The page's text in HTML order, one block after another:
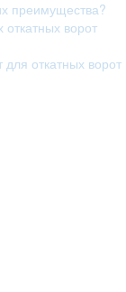
преимущества?
откатных ворот
откатных ворот